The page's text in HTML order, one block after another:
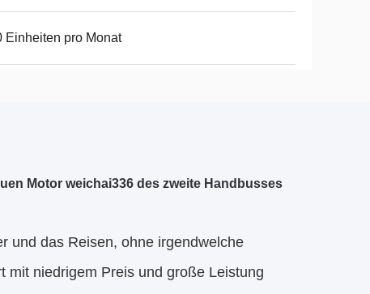
Einheiten pro Monat
Motor weichai336 des zweite Handbusses
und das Reisen, ohne irgendwelche
mit niedrigem Preis und große Leistung